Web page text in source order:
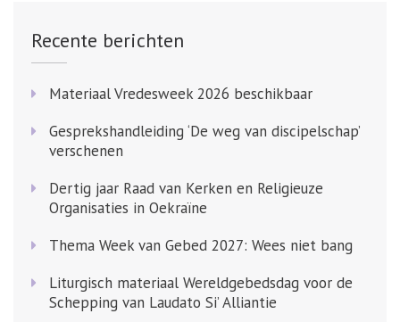
Recente berichten
Materiaal Vredesweek 2026 beschikbaar
Gesprekshandleiding ‘De weg van discipelschap’
verschenen
Dertig jaar Raad van Kerken en Religieuze
Organisaties in Oekraïne
Thema Week van Gebed 2027: Wees niet bang
Liturgisch materiaal Wereldgebedsdag voor de
Schepping van Laudato Si’ Alliantie